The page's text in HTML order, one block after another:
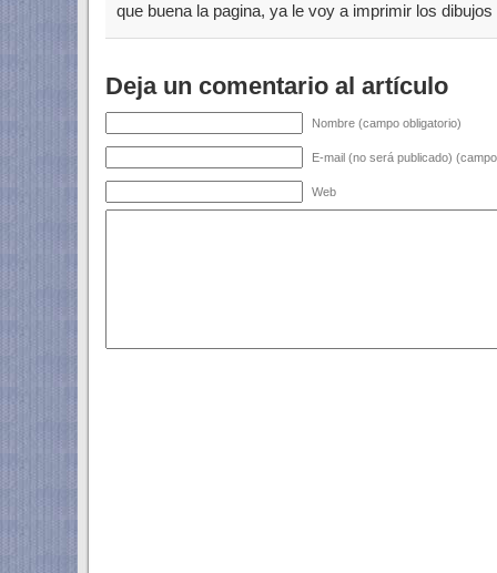
que buena la pagina, ya le voy a imprimir los
Deja un comentario al artículo
Nombre (campo obligatorio)
E-mail (no será publicado)
Web